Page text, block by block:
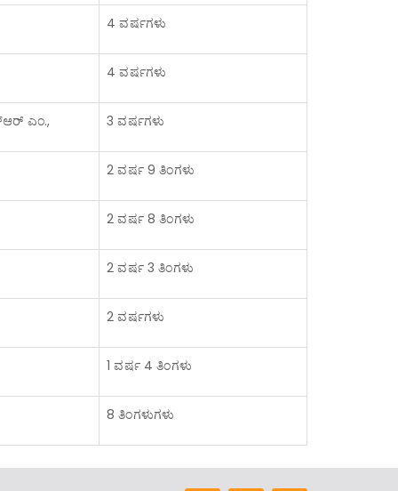
4 ವರ್ಷಗಳು
4 ವರ್ಷಗಳು
ಎಂ., 3 ವರ್ಷಗಳು
2 ವರ್ಷ 9 ತಿಂಗಳು
2 ವರ್ಷ 8 ತಿಂಗಳು
2 ವರ್ಷ 3 ತಿಂಗಳು
2 ವರ್ಷಗಳು
1 ವರ್ಷ 4 ತಿಂಗಳು
8 ತಿಂಗಳುಗಳು